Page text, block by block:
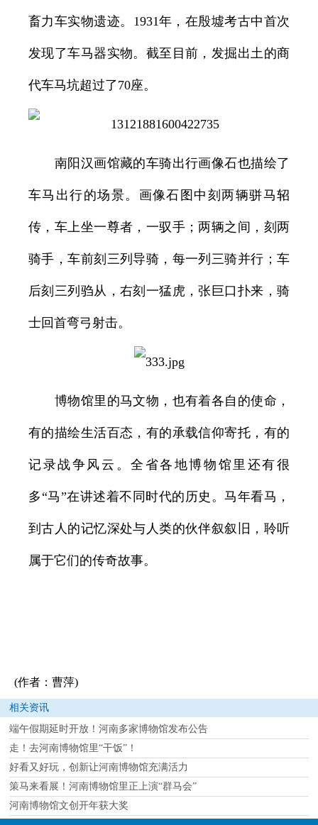
畜力车实物遗迹。1931年，在殷墟考古中首次
发现了车马器实物。截至目前，发掘出土的商
代车马坑超过了70座。
南阳汉画馆藏的车骑出行画像石也描绘了
车马出行的场景。画像石图中刻两辆骈马轺
传，车上坐一尊者，一驭手；两辆之间，刻两
骑手，车前刻三列导骑，每一列三骑并行；车
后刻三列驺从，右刻一猛虎，张巨口扑来，骑
士回首弯弓射击。
博物馆里的马文物，也有着各自的使命，
有的描绘生活百态，有的承载信仰寄托，有的
记录战争风云。全省各地博物馆里还有很
多“马”在讲述着不同时代的历史。马年看马，
到古人的记忆深处与人类的伙伴叙叙旧，聆听
属于它们的传奇故事。
(作者：曹萍)
相关资讯
端午假期延时开放！河南多家博物馆发布公告
走！去河南博物馆里“干饭”！
好看又好玩，创新让河南博物馆充满活力
策马来看展！河南博物馆里正上演“群马会”
河南博物馆文创开年获大奖